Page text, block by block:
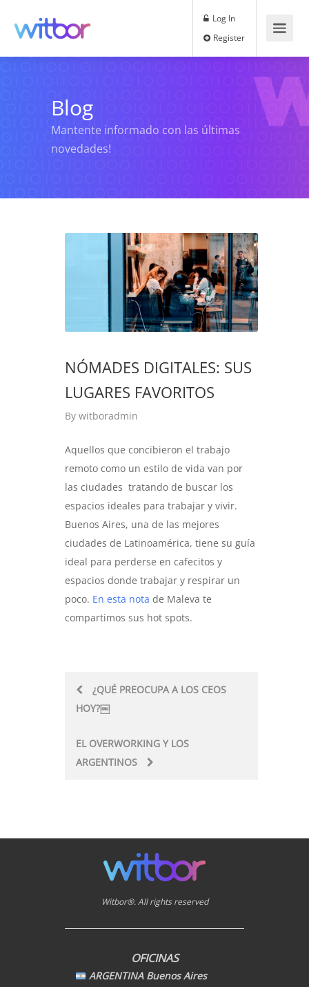
Log In
Blog
Mantente informado con las últimas
novedades!
NÓMADES DIGITALES: SUS
LUGARES FAVORITOS
By witboradmin
Aquellos que concibieron el trabajo
remoto como un estilo de vida van por
las ciudades tratando de buscar los
espacios ideales para trabajar y vivir.
Buenos Aires, una de las mejores
ciudades de Latinoamérica, tiene su guía
ideal para perderse en cafecitos y
espacios donde trabajar y respirar un
poco. En esta nota de Maleva te
compartimos sus hot spots.
Post
navigation
¿QUÉ PREOCUPA A LOS CEOS
HOY?￼
EL OVERWORKING Y LOS
ARGENTINOS
Witbor®. All rights reserved
OFICINAS
ARGENTINA Buenos Aires